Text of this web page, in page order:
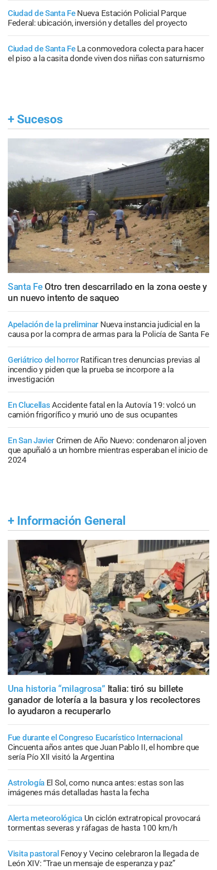
Ciudad de Santa Fe Nueva Estación Policial Parque
Federal: ubicación, inversión y detalles del proyecto
Ciudad de Santa Fe La conmovedora colecta para hacer
el piso a la casita donde viven dos niñas con saturnismo
+ Sucesos
Santa Fe Otro tren descarrilado en la zona oeste y
un nuevo intento de saqueo
Apelación de la preliminar Nueva instancia judicial en la
causa por la compra de armas para la Policía de Santa Fe
Geriátrico del horror Ratifican tres denuncias previas al
incendio y piden que la prueba se incorpore a la
investigación
En Clucellas Accidente fatal en la Autovía 19: volcó un
camión frigorífico y murió uno de sus ocupantes
En San Javier Crimen de Año Nuevo: condenaron al joven
que apuñaló a un hombre mientras esperaban el inicio de
2024
+ Información General
Una historia “milagrosa” Italia: tiró su billete
ganador de lotería a la basura y los recolectores
lo ayudaron a recuperarlo
Fue durante el Congreso Eucarístico Internacional
Cincuenta años antes que Juan Pablo II, el hombre que
sería Pío XII visitó la Argentina
Astrología El Sol, como nunca antes: estas son las
imágenes más detalladas hasta la fecha
Alerta meteorológica Un ciclón extratropical provocará
tormentas severas y ráfagas de hasta 100 km/h
Visita pastoral Fenoy y Vecino celebraron la llegada de
León XIV: “Trae un mensaje de esperanza y paz”